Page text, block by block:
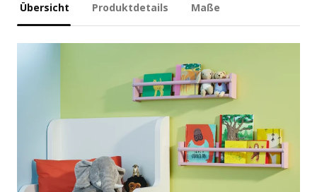
Übersicht Produktdetails Maße